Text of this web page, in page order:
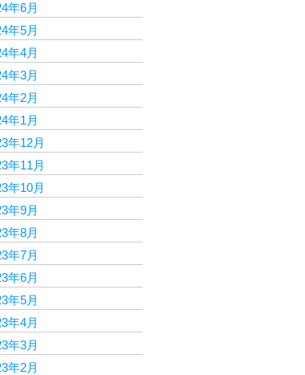
年6月
年5月
年4月
年3月
年2月
年1月
年12月
年11月
年10月
年9月
年8月
年7月
年6月
年5月
年4月
年3月
年2月